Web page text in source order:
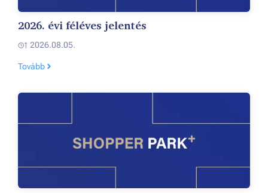
2026. évi féléves jelentés
2026.08.05.
Tovább